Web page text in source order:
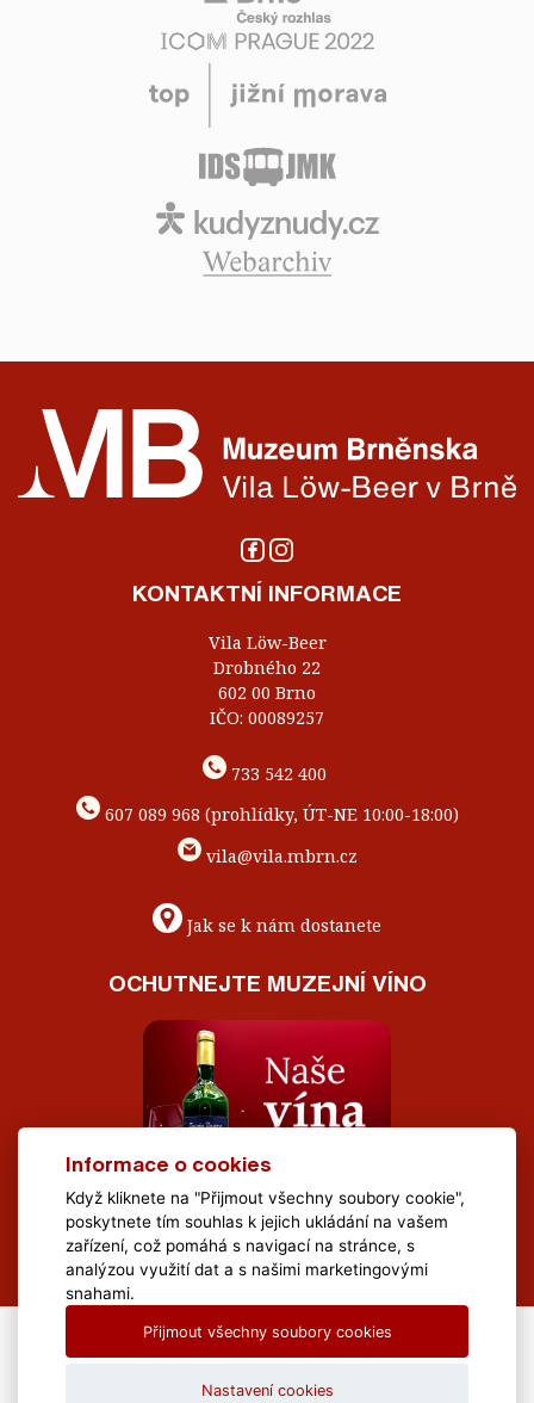
KONTAKTNÍ INFORMACE
Vila Löw-Beer
Drobného 22
602 00 Brno
IČO: 00089257
733 542 400
607 089 968 (prohlídky, ÚT-NE 10:00-18:00)
vila@vila.mbrn.cz
Jak se k nám dostanete
OCHUTNEJTE MUZEJNÍ VÍNO
All Rights Reserved Muzeum Brněnska © 2020, Webdesign by
Informace o cookies
Když kliknete na "Přijmout všechny soubory cookie",
poskytnete tím souhlas k jejich ukládání na vašem
zařízení, což pomáhá s navigací na stránce, s
analýzou využití dat a s našimi marketingovými
snahami.
Přijmout všechny soubory cookies
Nastavení cookies